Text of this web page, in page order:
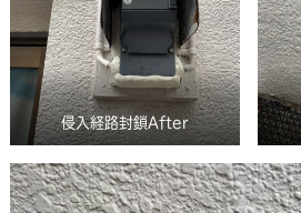
侵入経路封鎖After